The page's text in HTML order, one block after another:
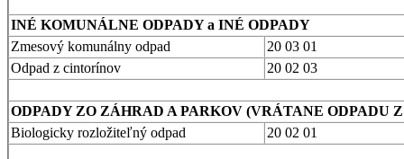
INÉ KOMUNÁLNE ODPADY a INÉ ODPADY
Zmesový komunálny odpad
20 03 01
Odpad z cintorínov
20 02 03
ODPADY ZO ZÁHRAD A PARKOV (VRÁTANE ODPADU
Biologicky rozložiteľný odpad
20 02 01